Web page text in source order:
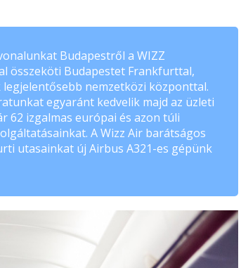
Budapestről a WIZZ
összeköti Budapestet Frankfurttal,
nemzetközi központtal.
egyaránt kedvelik majd az üzleti
62 izgalmas európai és azon túli
A Wizz Air barátságos
utasainkat új Airbus A321-es gépünk